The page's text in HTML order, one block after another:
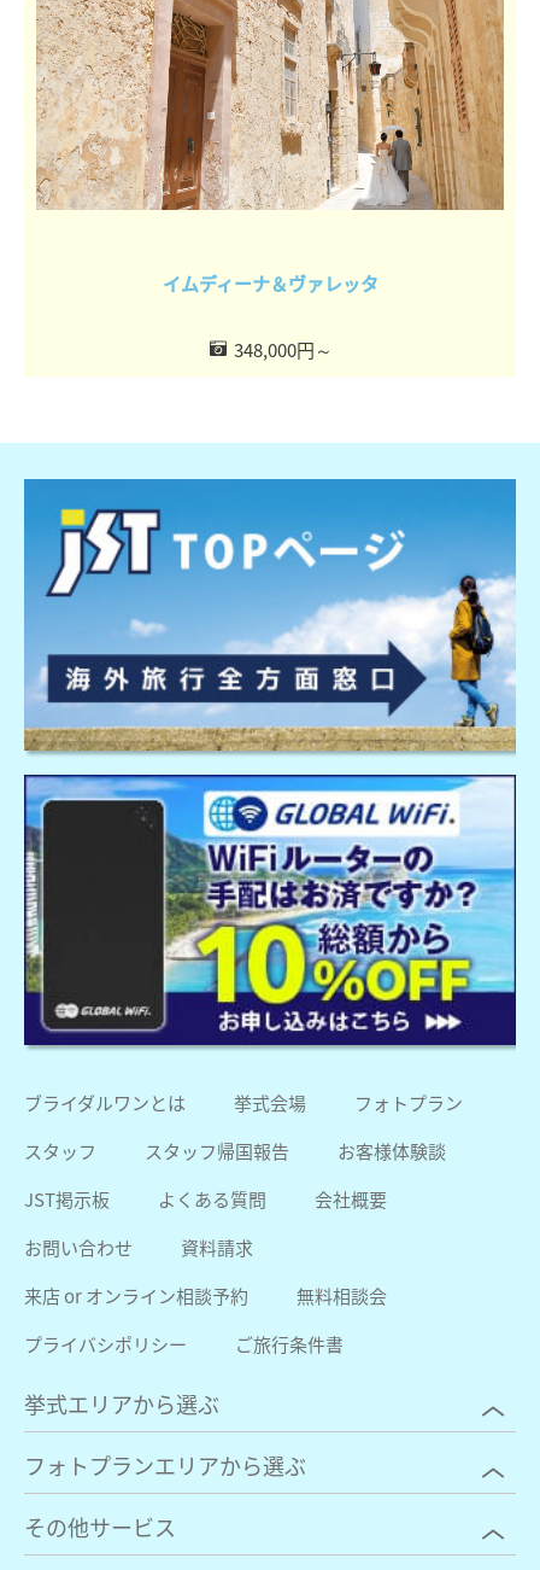
イムディーナ＆ヴァレッタ
348,000円～
ブライダルワンとは 挙式会場
フォトプラン
スタッフ
スタッフ帰国報告
お客様体験談
JST掲示板
よくある質問
会社概要
お問い合わせ
資料請求
来店 or オンライン相談予約
無料相談会
プライバシポリシー
ご旅行条件書
挙式エリアから選ぶ
フォトプランエリアから選ぶ
その他サービス